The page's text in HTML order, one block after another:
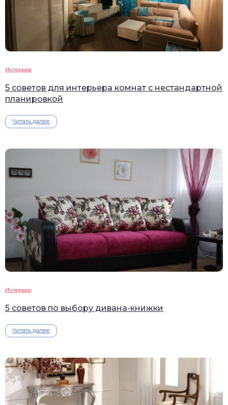
Интерьер
5 советов для интерьера комнат с нестандартной
планировкой
Читать далее
Интерьер
5 советов по выбору дивана-книжки
Читать далее